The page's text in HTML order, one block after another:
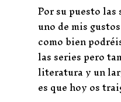
Por su puesto
uno de mis
como bien
las series pero
literatura y un
es que hoy os